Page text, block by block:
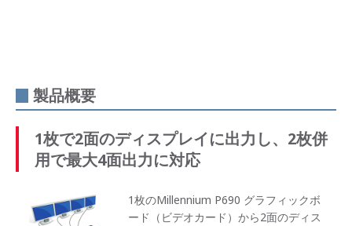
製品概要
1枚で2面のディスプレイに出力し、2枚併
用で最大4面出力に対応
1枚のMillennium P690 グラフィックボ
ード（ビデオカード）から2面のディス